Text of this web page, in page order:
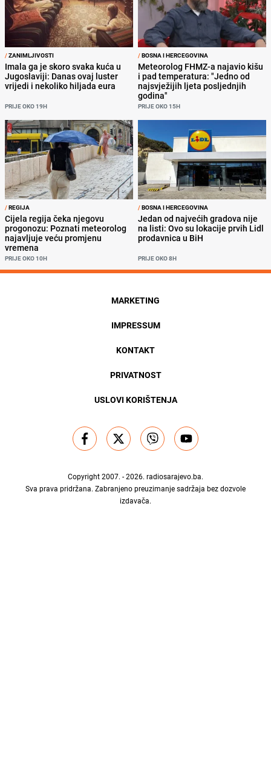
/ZANIMLJIVOSTI
Imala ga je skoro svaka kuća u
Jugoslaviji: Danas ovaj luster
vrijedi i nekoliko hiljada eura
PRIJE OKO 19H
/BOSNA I HERCEGOVINA
Meteorolog FHMZ-a najavio kišu
i pad temperatura: "Jedno od
najsvježijih ljeta posljednjih
godina"
PRIJE OKO 15H
/REGIJA
Cijela regija čeka njegovu
progonozu: Poznati meteorolog
najavljuje veću promjenu
vremena
PRIJE OKO 10H
/BOSNA I HERCEGOVINA
Jedan od najvećih gradova nije
na listi: Ovo su lokacije prvih Lidl
prodavnica u BiH
PRIJE OKO 8H
MARKETING
IMPRESSUM
KONTAKT
PRIVATNOST
USLOVI KORIŠTENJA
Copyright 2007. - 2026. radiosarajevo.ba.
Sva prava pridržana. Zabranjeno preuzimanje sadržaja bez dozvole
izdavača.